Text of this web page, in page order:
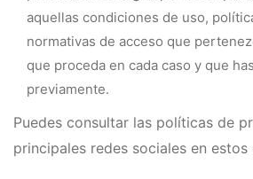
aquellas condiciones de uso,
normativas de acceso que
que proceda en cada caso y que
previamente.
Puedes consultar las políticas de
principales redes sociales en estos